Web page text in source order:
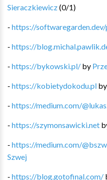
Sieraczkiewicz(0/1)
- https://
- https://
- https://bykowski.pl/ by
- https://kobietydokodu.pl by
- https://medium.com/
- https://szymonsawicki.net
- https://medium.com/
Szwej
- https://blog.gotofinal.com/